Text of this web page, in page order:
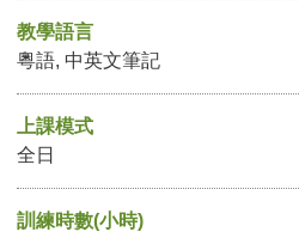
教學語言
粵語, 中英文筆記
上課模式
全日
訓練時數(小時)